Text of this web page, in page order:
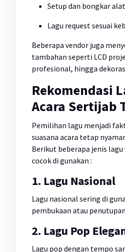
Setup dan bongkar alat
Lagu request sesuai
Beberapa vendor juga
tambahan seperti LCD
profesional, hingga
Rekomendasi
Acara Sertijab
Pemilihan lagu menjadi
suasana acara tetap
Berikut beberapa jenis lagu
cocok di gunakan :
1. Lagu Nasional
Lagu nasional sering di
pembukaan atau
2. Lagu Pop
Lagu pop dengan tempo